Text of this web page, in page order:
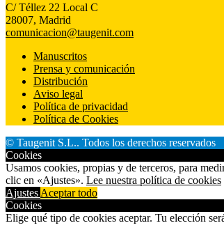
C/ Téllez 22 Local C
28007, Madrid
comunicacion@taugenit.com
Manuscritos
Prensa y comunicación
Distribución
Aviso legal
Política de privacidad
Política de Cookies
© Taugenit S.L.. Todos los derechos reservados
Cookies
Usamos cookies, propias y de terceros, para
clic en «Ajustes». Lee nuestra política de cookies
Ajustes Aceptar todo
Cookies
Elige qué tipo de cookies aceptar. Tu elección